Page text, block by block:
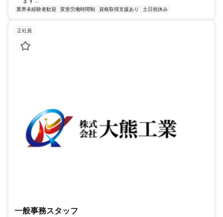
業界未経験者歓迎 変形労働時間制 資格取得支援あり 土日祝休み
正社員
一般事務スタッフ